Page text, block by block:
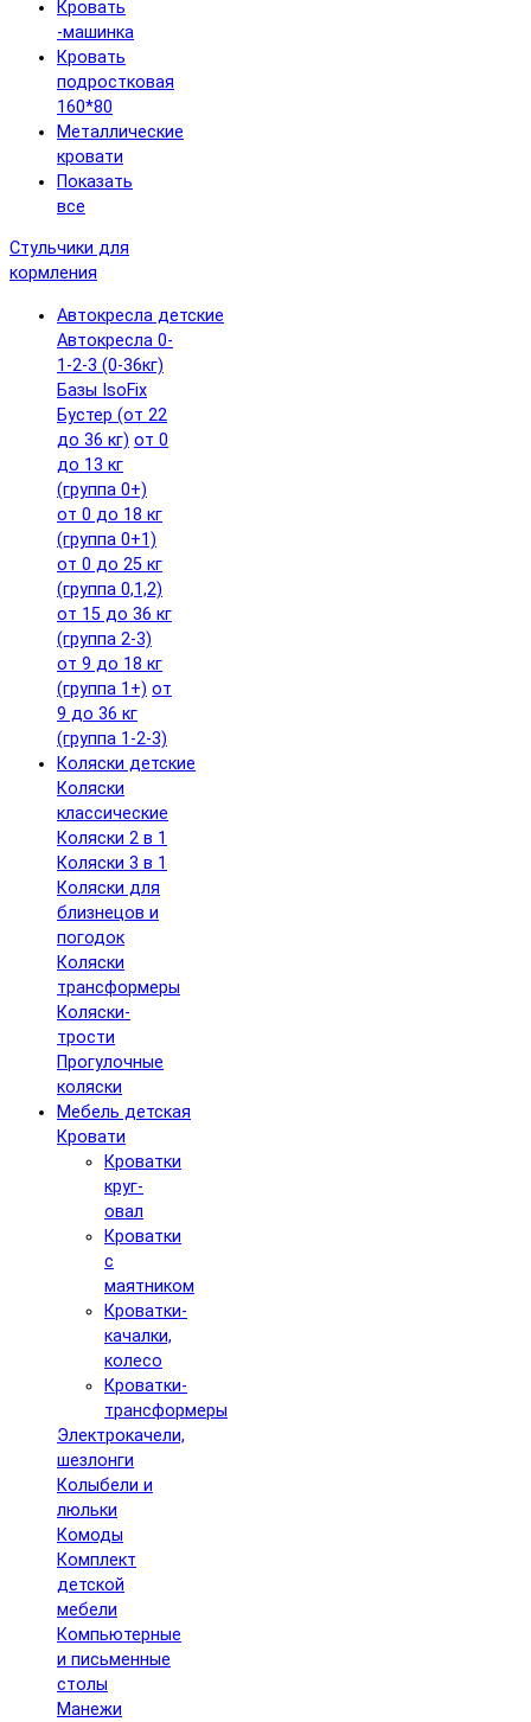
Кровать
-машинка
Кровать
подростковая
160*80
Металлические
кровати
Показать
все
Стульчики для
кормления
Автокресла детские
Автокресла 0-
1-2-3 (0-36кг)
Базы IsoFix
Бустер (от 22
до 36 кг) от 0
до 13 кг
(группа 0+)
от 0 до 18 кг
(группа 0+1)
от 0 до 25 кг
(группа 0,1,2)
от 15 до 36 кг
(группа 2-3)
от 9 до 18 кг
(группа 1+) от
9 до 36 кг
(группа 1-2-3)
Коляски детские
Коляски
классические
Коляски 2 в 1
Коляски 3 в 1
Коляски для
близнецов и
погодок
Коляски
трансформеры
Коляски-
трости
Прогулочные
коляски
Мебель детская
Кровати
Кроватки
круг-
овал
Кроватки
с
маятником
Кроватки-
качалки,
колесо
Кроватки-
трансформеры
Электрокачели,
шезлонги
Колыбели и
люльки
Комоды
Комплект
детской
мебели
Компьютерные
и письменные
столы
Манежи